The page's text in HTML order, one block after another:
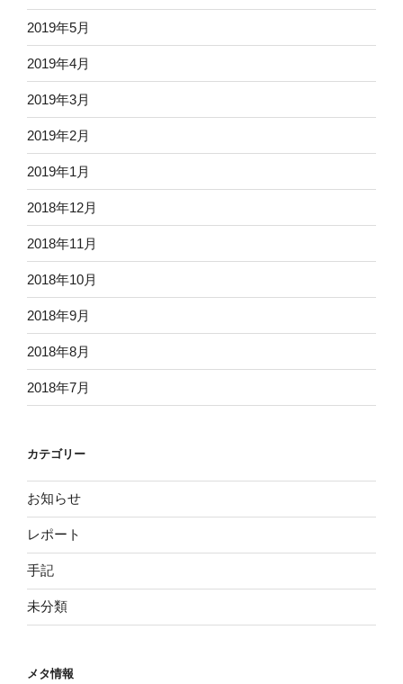
2019年5月
2019年4月
2019年3月
2019年2月
2019年1月
2018年12月
2018年11月
2018年10月
2018年9月
2018年8月
2018年7月
カテゴリー
お知らせ
レポート
手記
未分類
メタ情報